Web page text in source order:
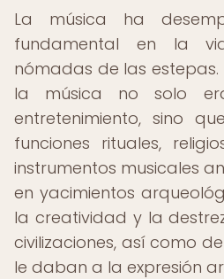
La música ha
fundamental en la
nómadas de las estepas.
la música no solo
entretenimiento, sino
funciones rituales,
instrumentos musicales
en yacimientos
la creatividad y la
civilizaciones, así como
le daban a la expresión